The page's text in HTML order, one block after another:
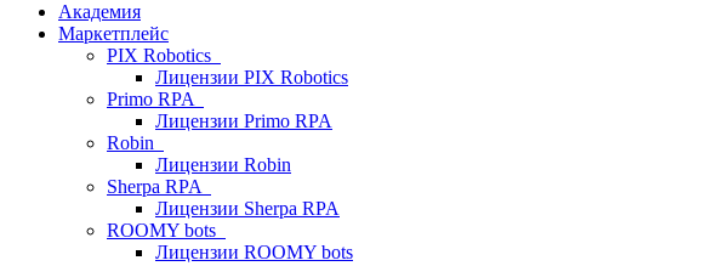
Академия
Маркетплейс
PIX Robotics
Лицензии PIX Robotics
Primo RPA
Лицензии Primo RPA
Robin
Лицензии Robin
Sherpa RPA
Лицензии Sherpa RPA
ROOMY bots
Лицензии ROOMY bots